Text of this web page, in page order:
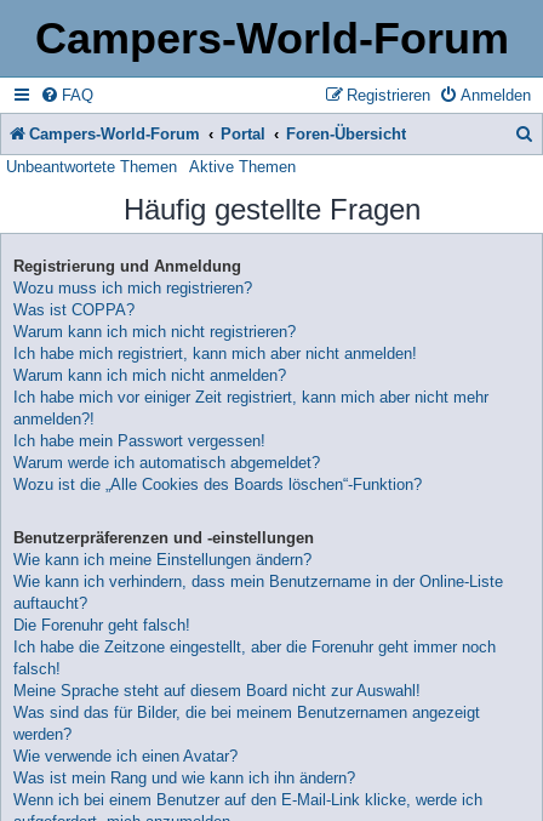
Campers-World-Forum
FAQ Anmelden
Registrieren
Campers-World-Forum Portal Foren-Übersicht
h
Unbeantwortete Themen Aktive Themen
Häufig gestellte Fragen
Registrierung und Anmeldung
Wozu muss ich mich registrieren?
Was ist COPPA?
Warum kann ich mich nicht registrieren?
Ich habe mich registriert, kann mich aber nicht anmelden!
Warum kann ich mich nicht anmelden?
Ich habe mich vor einiger Zeit registriert, kann mich aber nicht mehr
anmelden?!
Ich habe mein Passwort vergessen!
Warum werde ich automatisch abgemeldet?
Wozu ist die „Alle Cookies des Boards löschen“-Funktion?
Benutzerpräferenzen und -einstellungen
Wie kann ich meine Einstellungen ändern?
Wie kann ich verhindern, dass mein Benutzername in der Online-Liste
auftaucht?
Die Forenuhr geht falsch!
Ich habe die Zeitzone eingestellt, aber die Forenuhr geht immer noch
falsch!
Meine Sprache steht auf diesem Board nicht zur Auswahl!
Was sind das für Bilder, die bei meinem Benutzernamen angezeigt
werden?
Wie verwende ich einen Avatar?
Was ist mein Rang und wie kann ich ihn ändern?
Wenn ich bei einem Benutzer auf den E-Mail-Link klicke, werde ich